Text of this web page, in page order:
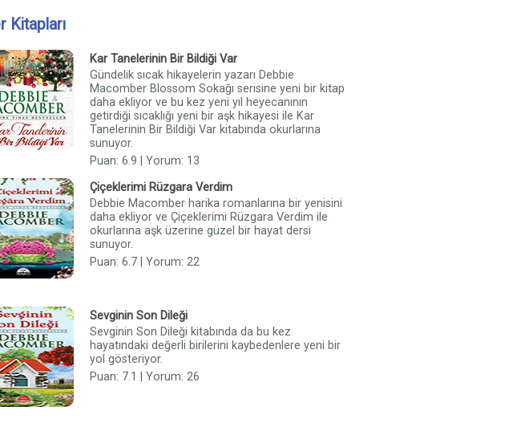
Kitapları
Kar Tanelerinin Bir Bildiği Var
Gündelik sıcak hikayelerin yazarı Debbie
Macomber Blossom Sokağı serisine yeni bir kitap
daha ekliyor ve bu kez yeni yıl heyecanının
getirdiği sıcaklığı yeni bir aşk hikayesi ile Kar
Tanelerinin Bir Bildiği Var kitabında okurlarına
sunuyor.
Puan: 6.9 | Yorum: 13
Çiçeklerimi Rüzgara Verdim
Debbie Macomber harika romanlarına bir yenisini
daha ekliyor ve Çiçeklerimi Rüzgara Verdim ile
okurlarına aşk üzerine güzel bir hayat dersi
sunuyor.
Puan: 6.7 | Yorum: 22
Sevginin Son Dileği
Sevginin Son Dileği kitabında da bu kez
hayatındaki değerli birilerini kaybedenlere yeni bir
yol gösteriyor.
Puan: 7.1 | Yorum: 26